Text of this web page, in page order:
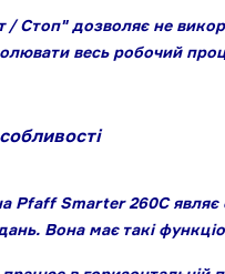
/ Стоп" дозволяє не
весь робочий
Pfaff Smarter 260C являє
Вона має такі